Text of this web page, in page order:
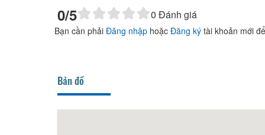
0/5 0 Đánh giá
Bạn cần phải Đăng nhập hoặc Đăng ký tài khoản mới
Bản đồ